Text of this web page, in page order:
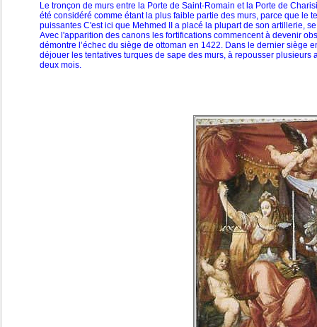
Le tronçon de murs entre la Porte de Saint-Romain et la Porte de
été considéré comme étant la plus faible partie des murs, parce que le
puissantes C'est ici que Mehmed II a placé la plupart de son artillerie,
Avec l'apparition des canons les fortifications commencent à devenir
démontre l’échec du siège de ottoman en 1422. Dans le dernier siège
déjouer les tentatives turques de sape des murs, à repousser
deux mois.